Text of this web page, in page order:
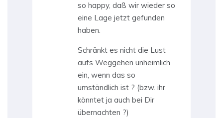
so happy, daß wir wieder so
eine Lage jetzt gefunden
haben.
Schränkt es nicht die Lust
aufs Weggehen unheimlich
ein, wenn das so
umständlich ist ? (bzw. ihr
könntet ja auch bei Dir
übernachten ?)